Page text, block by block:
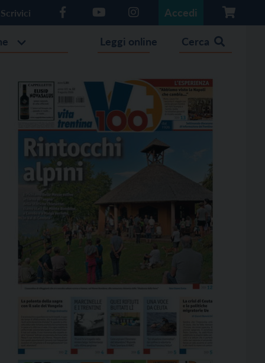
Scrivici Accedi
Leggi online Cerca